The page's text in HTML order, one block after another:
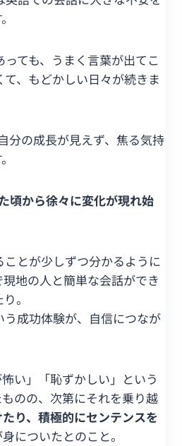
っても、うまく言葉が出てこ
、もどかしい日々が続きま
分の成長が見えず、焦る気持
頃から徐々に変化が現れ始
ことが少しずつ分かるように
地の人と簡単な会話ができ
。
う成功体験が、自信につなが
い」「恥ずかしい」という
のの、次第にそれを乗り越
り、積極的にセンテンスを
についたとのこと。